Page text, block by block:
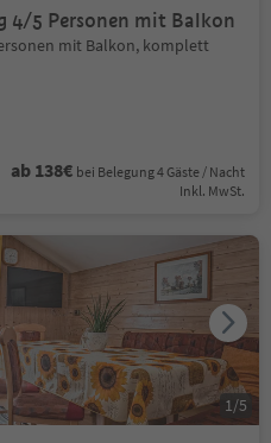
4/5 Personen mit Balkon
mit Balkon, komplett
ab 138€ bei Belegung 4 Gäste / Nacht
Inkl. MwSt.
1/5